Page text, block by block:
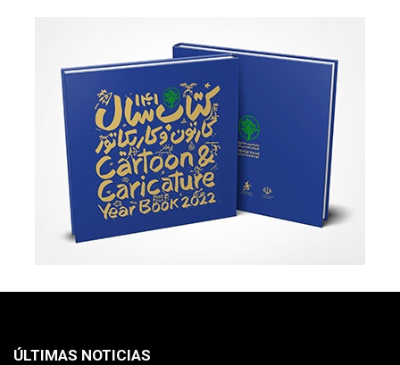
ÚLTIMAS NOTICIAS